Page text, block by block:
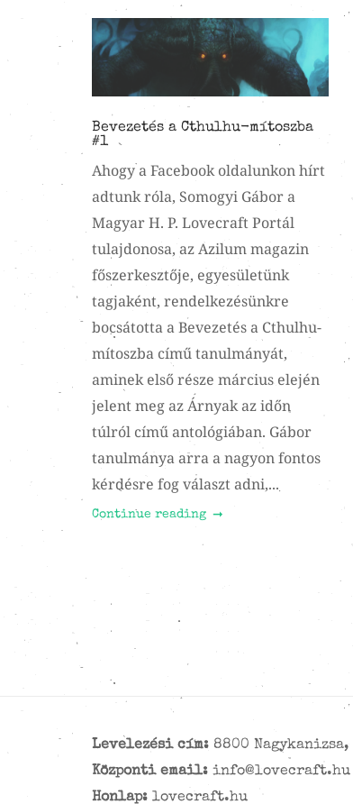
Bevezetés a Cthulhu-mítoszba
#1
Ahogy a Facebook oldalunkon hírt
adtunk róla, Somogyi Gábor a
Magyar H. P. Lovecraft Portál
tulajdonosa, az Azilum magazin
főszerkesztője, egyesületünk
tagjaként, rendelkezésünkre
bocsátotta a Bevezetés a Cthulhu-
mítoszba című tanulmányát,
aminek első része március elején
jelent meg az Árnyak az időn
túlról című antológiában. Gábor
tanulmánya arra a nagyon fontos
kérdésre fog választ adni,...
Continue reading
Levelezési cím: 8800
Központi email: info@lovecraft.hu
Honlap: lovecraft.hu